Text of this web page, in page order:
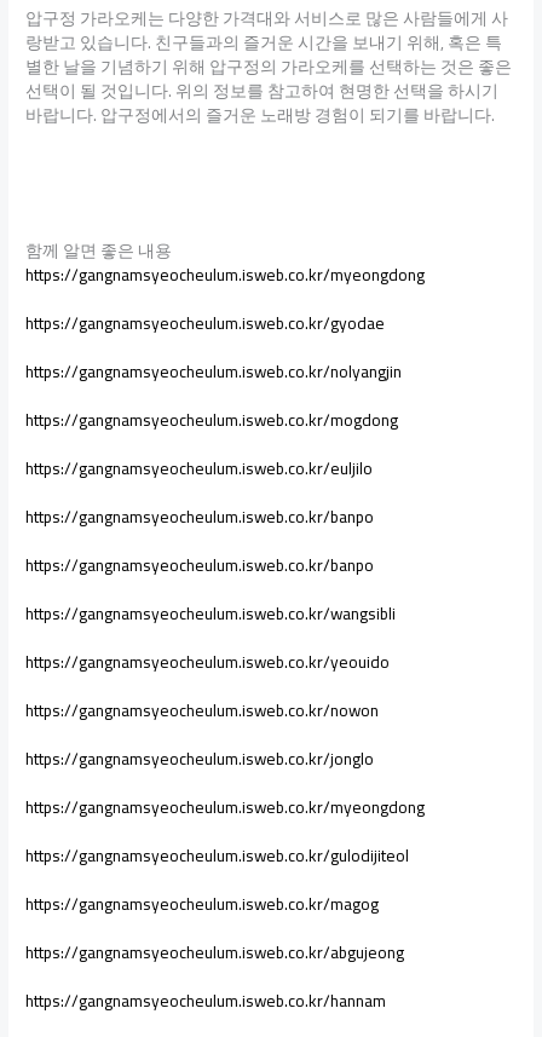
압구정 가라오케는 다양한 가격대와 서비스로 많은 사람들에게 사
랑받고 있습니다. 친구들과의 즐거운 시간을 보내기 위해, 혹은 특
별한 날을 기념하기 위해 압구정의 가라오케를 선택하는 것은 좋은
선택이 될 것입니다. 위의 정보를 참고하여 현명한 선택을 하시기
바랍니다. 압구정에서의 즐거운 노래방 경험이 되기를 바랍니다.
함께 알면 좋은 내용
https://gangnamsyeocheulum.isweb.co.kr/myeongdong
https://gangnamsyeocheulum.isweb.co.kr/gyodae
https://gangnamsyeocheulum.isweb.co.kr/nolyangjin
https://gangnamsyeocheulum.isweb.co.kr/mogdong
https://gangnamsyeocheulum.isweb.co.kr/euljilo
https://gangnamsyeocheulum.isweb.co.kr/banpo
https://gangnamsyeocheulum.isweb.co.kr/banpo
https://gangnamsyeocheulum.isweb.co.kr/wangsibli
https://gangnamsyeocheulum.isweb.co.kr/yeouido
https://gangnamsyeocheulum.isweb.co.kr/nowon
https://gangnamsyeocheulum.isweb.co.kr/jonglo
https://gangnamsyeocheulum.isweb.co.kr/myeongdong
https://gangnamsyeocheulum.isweb.co.kr/gulodijiteol
https://gangnamsyeocheulum.isweb.co.kr/magog
https://gangnamsyeocheulum.isweb.co.kr/abgujeong
https://gangnamsyeocheulum.isweb.co.kr/hannam